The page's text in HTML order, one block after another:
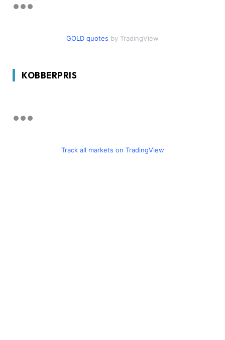
GOLD quotes by TradingView
KOBBERPRIS
Track all markets on TradingView